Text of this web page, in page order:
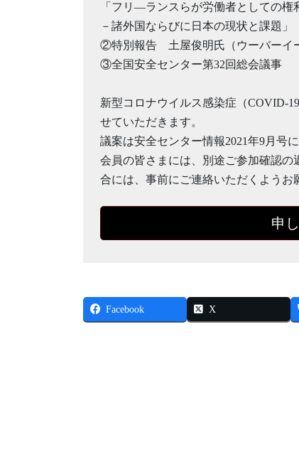
「フリ―ランスらが労働者としての権
－諸外国ならびに日本の現状と課題」
②特別報告 土屋俊明氏（ウーバーイ
③全国安全センター第32回総会議事
新型コロナウイルス感染症（COVID-
せていただきます。
議案は安全センター情報2021年9月号
会員の皆さまには、別途ご参加確認
合には、事前にご連絡いただくようお
申
Facebook X